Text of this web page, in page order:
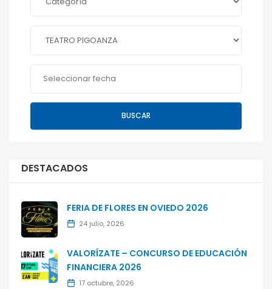
BUSCAR
DESTACADOS
FERIA DE FLORES EN OVIEDO 2026
24 julio, 2026
VALORÍZATE – CONCURSO DE EDUCACIÓN
FINANCIERA 2026
17 octubre, 2026